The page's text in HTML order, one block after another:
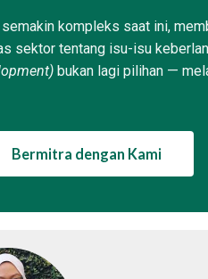
kompleks saat ini,
sektor tentang isu-isu
bukan lagi pilihan —
Bermitra dengan Kami